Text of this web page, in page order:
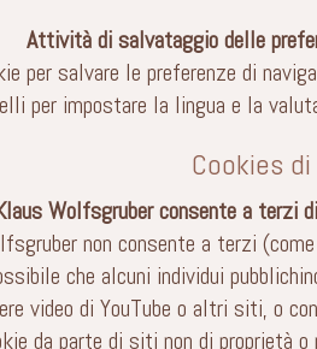
Attività di salvataggio delle
per salvare le preferenze di
per impostare la lingua e la
Cookies
Wolfsgruber consente a
non consente a terzi
che alcuni individui
video di YouTube o altri siti, o
da parte di siti non di proprietà